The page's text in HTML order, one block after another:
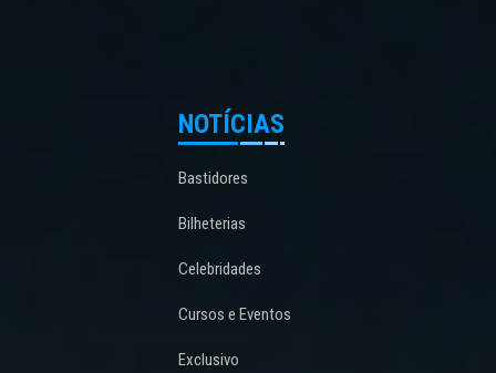
NOTÍCIAS
Bastidores
Bilheterias
Celebridades
Cursos e Eventos
Exclusivo